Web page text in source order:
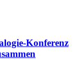
Konferenz